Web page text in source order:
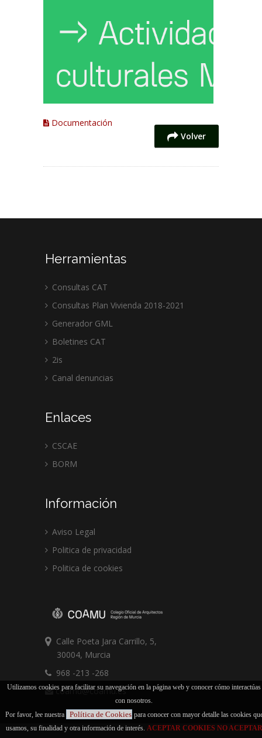
Utilizamos cookies para facilitar su navegación en la página web y conocer cómo interactúas
con nosotros.
Por favor, lee nuestra
Política de Cookies para conocer con mayor detalle las cookies
usamos, su finalidad y otra información de interés. ACEPTAR COOKIES NO ACEPTAR
Documentación
Volver
Herramientas
Consultas CAT
Consultas Plan Vivienda 2018-2021
Generador GML
Boletines CAT
2is
Canal denuncias
Enlaces
CSCAE
BORM
Información
Aviso Legal
Politica de privacidad
Politica de cookies
Calle Poeta Jara Carrillo, 5,
30004, Murcia
968 -213 -268
coamu@coamu.es